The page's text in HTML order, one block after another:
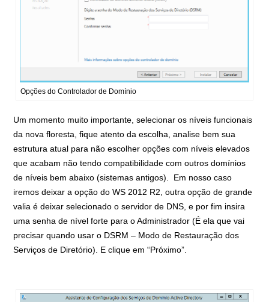
Opções do Controlador de Domínio
Um momento muito importante, selecionar os níveis funcionais
da nova floresta, fique atento da escolha, analise bem sua
estrutura atual para não escolher opções com níveis elevados
que acabam não tendo compatibilidade com outros domínios
de níveis bem abaixo (sistemas antigos). Em nosso caso
iremos deixar a opção do WS 2012 R2, outra opção de grande
valia é deixar selecionado o servidor de DNS, e por fim insira
uma senha de nível forte para o Administrador (É ela que vai
precisar quando usar o DSRM – Modo de Restauração dos
Serviços de Diretório). E clique em “Próximo”.